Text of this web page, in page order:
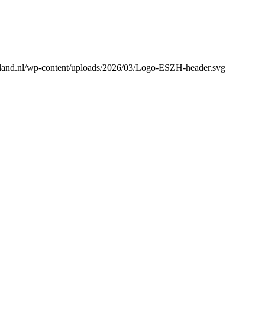
wp-content/uploads/2026/03/Logo-ESZH-header.svg